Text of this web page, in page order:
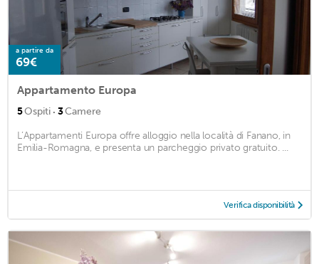
a partire da
69€
Appartamento Europa
5Ospiti · 3Camere
L’Appartamenti Europa offre alloggio nella località di Fanano, in
Emilia-Romagna, e presenta un parcheggio privato gratuito. ...
Verifica disponibilità